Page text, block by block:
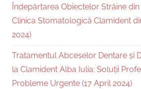
Îndepărtarea Obiectelor Străine
Clinica Stomatologică Clamident
2024)
Tratamentul Abceselor Dentare și
la Clamident Alba Iulia: Soluții
Probleme Urgente (17 April 2024)